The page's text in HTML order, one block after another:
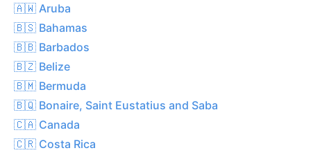
🇦🇼 Aruba
🇧🇸 Bahamas
🇧🇧 Barbados
🇧🇿 Belize
🇧🇲 Bermuda
🇧🇶 Bonaire, Saint Eustatius and Saba
🇨🇦 Canada
🇨🇷 Costa Rica